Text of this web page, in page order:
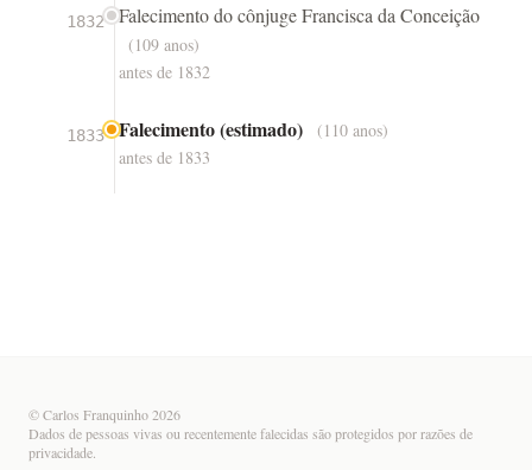
1832 Falecimento do cônjuge Francisca da Conceição
(109 anos)
antes de 1832
1833 Falecimento (estimado)
(110 anos)
antes de 1833
© Carlos Franquinho 2026
Dados de pessoas vivas ou recentemente falecidas são protegidos por razões de
privacidade.